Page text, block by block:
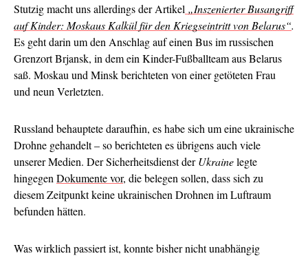
Stutzig macht uns allerdings der Artikel „Inszenierter Busangriff
auf Kinder: Moskaus Kalkül für den Kriegseintritt von Belarus“.
Es geht darin um den Anschlag auf einen Bus im russischen
Grenzort Brjansk, in dem ein Kinder-Fußballteam aus Belarus
saß. Moskau und Minsk berichteten von einer getöteten Frau
und neun Verletzten.
Russland behauptete daraufhin, es habe sich um eine ukrainische
Drohne gehandelt – so berichteten es übrigens auch viele
unserer Medien. Der Sicherheitsdienst derUkrainelegte
hingegen Dokumente vor, die belegen sollen, dass sich zu
diesem Zeitpunkt keine ukrainischen Drohnen im Luftraum
befunden hätten.
Was wirklich passiert ist, konnte bisher nicht unabhängig